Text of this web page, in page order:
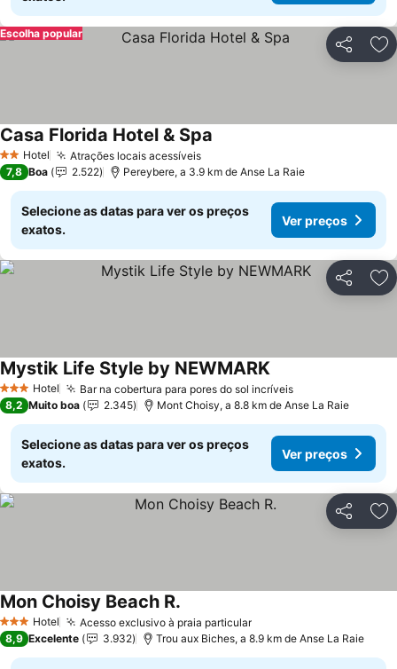
Partilhar
Escolha popular
2 Estrelas
Hotel Atrações locais acessíveisVer preços
Casa Florida Hotel & Spa
7,8 Boa 2.522 Pereybere, a 3.9 km de Anse La Raie
Selecione as datas para ver os preços
exatos.
Ver preços
Partilhar
3 EstrelasHotel Bar na cobertura para pores do sol incríveisVer preços
Mystik Life Style by NEWMARKVer preços
8,2 Muito boa 2.345 Mont Choisy, a 8.8 km de Anse La Raie
Selecione as datas para ver os preços
exatos.
Ver preços
Partilhar
3 EstrelasHotel Acesso exclusivo à praia particularVer preços
Mon Choisy Beach R.
8,9 Excelente 3.932 Trou aux Biches, a 8.9 km de Anse La Raie